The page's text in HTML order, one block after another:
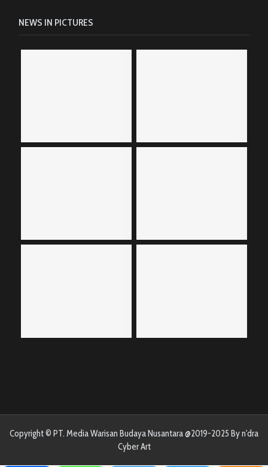
NEWS IN PICTURES
Copyright © PT. Media Warisan Budaya Nusantara @2019-2025 By n'dra
Cyber Art